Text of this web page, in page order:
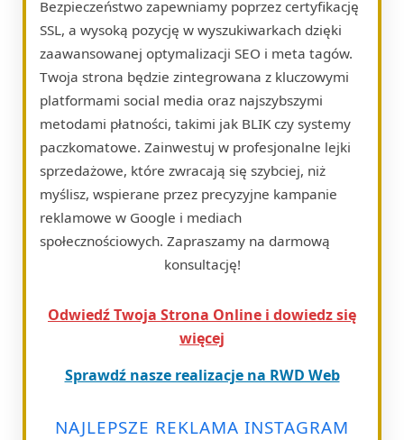
Bezpieczeństwo zapewniamy poprzez certyfikację
SSL, a wysoką pozycję w wyszukiwarkach dzięki
zaawansowanej optymalizacji SEO i meta tagów.
Twoja strona będzie zintegrowana z kluczowymi
platformami social media oraz najszybszymi
metodami płatności, takimi jak BLIK czy systemy
paczkomatowe. Zainwestuj w profesjonalne lejki
sprzedażowe, które zwracają się szybciej, niż
myślisz, wspierane przez precyzyjne kampanie
reklamowe w Google i mediach
społecznościowych. Zapraszamy na darmową
konsultację!
Odwiedź Twoja Strona Online i dowiedz się
więcej
Sprawdź nasze realizacje na RWD Web
NAJLEPSZE REKLAMA INSTAGRAM